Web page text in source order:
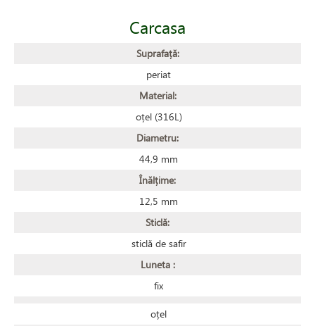
Carcasa
Suprafață:
periat
Material:
oțel (316L)
Diametru:
44,9 mm
Înălțime:
12,5 mm
Sticlă:
sticlă de safir
Luneta :
fix
oțel